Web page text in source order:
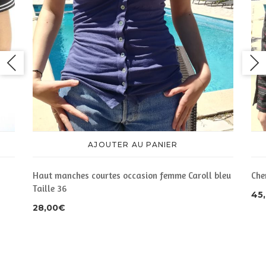
AJOUTER AU PANIER
Haut manches courtes occasion femme Caroll bleu
Taille 36
28,00€